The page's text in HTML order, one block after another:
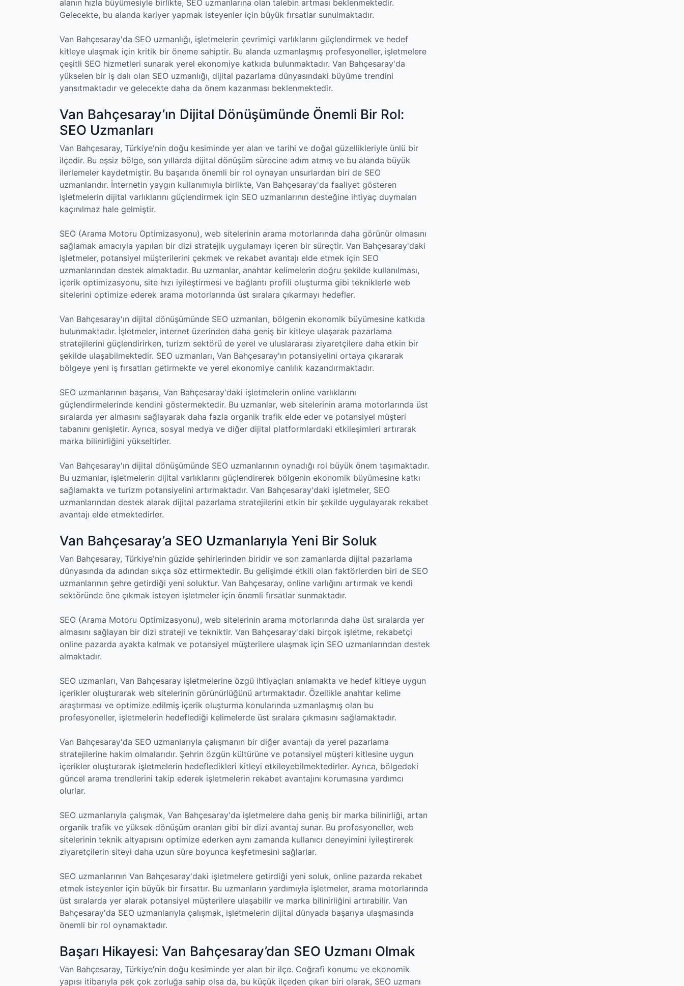
alanın hızla büyümesiyle birlikte, SEO uzmanlarına olan talebin artması beklenmektedir.
Gelecekte, bu alanda kariyer yapmak isteyenler için büyük fırsatlar sunulmaktadır.
Van Bahçesaray'da SEO uzmanlığı, işletmelerin çevrimiçi varlıklarını güçlendirmek ve hedef
kitleye ulaşmak için kritik bir öneme sahiptir. Bu alanda uzmanlaşmış profesyoneller, işletmelere
çeşitli SEO hizmetleri sunarak yerel ekonomiye katkıda bulunmaktadır. Van Bahçesaray'da
yükselen bir iş dalı olan SEO uzmanlığı, dijital pazarlama dünyasındaki büyüme trendini
yansıtmaktadır ve gelecekte daha da önem kazanması beklenmektedir.
Van Bahçesaray’ın Dijital Dönüşümünde Önemli Bir Rol:
SEO Uzmanları
Van Bahçesaray, Türkiye'nin doğu kesiminde yer alan ve tarihi ve doğal güzellikleriyle ünlü bir
ilçedir. Bu eşsiz bölge, son yıllarda dijital dönüşüm sürecine adım atmış ve bu alanda büyük
ilerlemeler kaydetmiştir. Bu başarıda önemli bir rol oynayan unsurlardan biri de SEO
uzmanlarıdır. İnternetin yaygın kullanımıyla birlikte, Van Bahçesaray'da faaliyet gösteren
işletmelerin dijital varlıklarını güçlendirmek için SEO uzmanlarının desteğine ihtiyaç duymaları
kaçınılmaz hale gelmiştir.
SEO (Arama Motoru Optimizasyonu), web sitelerinin arama motorlarında daha görünür olmasını
sağlamak amacıyla yapılan bir dizi stratejik uygulamayı içeren bir süreçtir. Van Bahçesaray'daki
işletmeler, potansiyel müşterilerini çekmek ve rekabet avantajı elde etmek için SEO
uzmanlarından destek almaktadır. Bu uzmanlar, anahtar kelimelerin doğru şekilde kullanılması,
içerik optimizasyonu, site hızı iyileştirmesi ve bağlantı profili oluşturma gibi tekniklerle web
sitelerini optimize ederek arama motorlarında üst sıralara çıkarmayı hedefler.
Van Bahçesaray'ın dijital dönüşümünde SEO uzmanları, bölgenin ekonomik büyümesine katkıda
bulunmaktadır. İşletmeler, internet üzerinden daha geniş bir kitleye ulaşarak pazarlama
stratejilerini güçlendirirken, turizm sektörü de yerel ve uluslararası ziyaretçilere daha etkin bir
şekilde ulaşabilmektedir. SEO uzmanları, Van Bahçesaray'ın potansiyelini ortaya çıkararak
bölgeye yeni iş fırsatları getirmekte ve yerel ekonomiye canlılık kazandırmaktadır.
SEO uzmanlarının başarısı, Van Bahçesaray'daki işletmelerin online varlıklarını
güçlendirmelerinde kendini göstermektedir. Bu uzmanlar, web sitelerinin arama motorlarında üst
sıralarda yer almasını sağlayarak daha fazla organik trafik elde eder ve potansiyel müşteri
tabanını genişletir. Ayrıca, sosyal medya ve diğer dijital platformlardaki etkileşimleri artırarak
marka bilinirliğini yükseltirler.
Van Bahçesaray'ın dijital dönüşümünde SEO uzmanlarının oynadığı rol büyük önem taşımaktadır.
Bu uzmanlar, işletmelerin dijital varlıklarını güçlendirerek bölgenin ekonomik büyümesine katkı
sağlamakta ve turizm potansiyelini artırmaktadır. Van Bahçesaray'daki işletmeler, SEO
uzmanlarından destek alarak dijital pazarlama stratejilerini etkin bir şekilde uygulayarak rekabet
avantajı elde etmektedirler.
Van Bahçesaray’a SEO Uzmanlarıyla Yeni Bir Soluk
Van Bahçesaray, Türkiye'nin güzide şehirlerinden biridir ve son zamanlarda dijital pazarlama
dünyasında da adından sıkça söz ettirmektedir. Bu gelişimde etkili olan faktörlerden biri de SEO
uzmanlarının şehre getirdiği yeni soluktur. Van Bahçesaray, online varlığını artırmak ve kendi
sektöründe öne çıkmak isteyen işletmeler için önemli fırsatlar sunmaktadır.
SEO (Arama Motoru Optimizasyonu), web sitelerinin arama motorlarında daha üst sıralarda yer
almasını sağlayan bir dizi strateji ve tekniktir. Van Bahçesaray'daki birçok işletme, rekabetçi
online pazarda ayakta kalmak ve potansiyel müşterilere ulaşmak için SEO uzmanlarından destek
almaktadır.
SEO uzmanları, Van Bahçesaray işletmelerine özgü ihtiyaçları anlamakta ve hedef kitleye uygun
içerikler oluşturarak web sitelerinin görünürlüğünü artırmaktadır. Özellikle anahtar kelime
araştırması ve optimize edilmiş içerik oluşturma konularında uzmanlaşmış olan bu
profesyoneller, işletmelerin hedeflediği kelimelerde üst sıralara çıkmasını sağlamaktadır.
Van Bahçesaray'da SEO uzmanlarıyla çalışmanın bir diğer avantajı da yerel pazarlama
stratejilerine hakim olmalarıdır. Şehrin özgün kültürüne ve potansiyel müşteri kitlesine uygun
içerikler oluşturarak işletmelerin hedefledikleri kitleyi etkileyebilmektedirler. Ayrıca, bölgedeki
güncel arama trendlerini takip ederek işletmelerin rekabet avantajını korumasına yardımcı
olurlar.
SEO uzmanlarıyla çalışmak, Van Bahçesaray'da işletmelere daha geniş bir marka bilinirliği, artan
organik trafik ve yüksek dönüşüm oranları gibi bir dizi avantaj sunar. Bu profesyoneller, web
sitelerinin teknik altyapısını optimize ederken aynı zamanda kullanıcı deneyimini iyileştirerek
ziyaretçilerin siteyi daha uzun süre boyunca keşfetmesini sağlarlar.
SEO uzmanlarının Van Bahçesaray'daki işletmelere getirdiği yeni soluk, online pazarda rekabet
etmek isteyenler için büyük bir fırsattır. Bu uzmanların yardımıyla işletmeler, arama motorlarında
üst sıralarda yer alarak potansiyel müşterilere ulaşabilir ve marka bilinirliğini artırabilir. Van
Bahçesaray'da SEO uzmanlarıyla çalışmak, işletmelerin dijital dünyada başarıya ulaşmasında
önemli bir rol oynamaktadır.
Başarı Hikayesi: Van Bahçesaray’dan SEO Uzmanı Olmak
Van Bahçesaray, Türkiye'nin doğu kesiminde yer alan bir ilçe. Coğrafi konumu ve ekonomik
yapısı itibarıyla pek çok zorluğa sahip olsa da, bu küçük ilçeden çıkan biri olarak, SEO uzmanı